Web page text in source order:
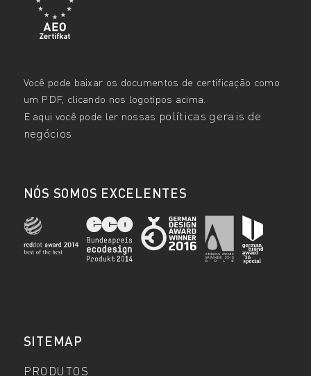
Você pode baixar os documentos de certificação como
um PDF, clicando nos logotipos acima.
E aqui você pode ler nossas políticas gerais de
negócios
NÓS SOMOS EXCELENTES
SITEMAP
PRODUTOS